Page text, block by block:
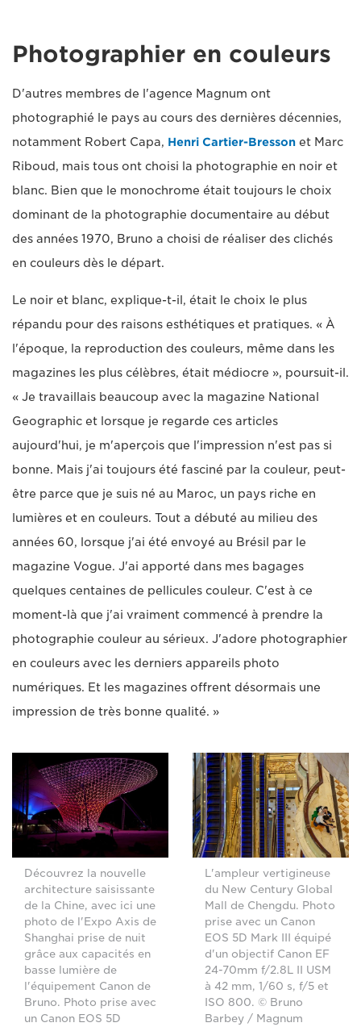
Photographier en couleurs
D'autres membres de l'agence Magnum ont
photographié le pays au cours des dernières décennies,
notamment Robert Capa, Henri Cartier-Bresson et Marc
Riboud, mais tous ont choisi la photographie en noir et
blanc. Bien que le monochrome était toujours le choix
dominant de la photographie documentaire au début
des années 1970, Bruno a choisi de réaliser des clichés
en couleurs dès le départ.
Le noir et blanc, explique-t-il, était le choix le plus
répandu pour des raisons esthétiques et pratiques. « À
l'époque, la reproduction des couleurs, même dans les
magazines les plus célèbres, était médiocre », poursuit-il.
« Je travaillais beaucoup avec la magazine National
Geographic et lorsque je regarde ces articles
aujourd'hui, je m'aperçois que l'impression n'est pas si
bonne. Mais j'ai toujours été fasciné par la couleur, peut-
être parce que je suis né au Maroc, un pays riche en
lumières et en couleurs. Tout a débuté au milieu des
années 60, lorsque j'ai été envoyé au Brésil par le
magazine Vogue. J'ai apporté dans mes bagages
quelques centaines de pellicules couleur. C'est à ce
moment-là que j'ai vraiment commencé à prendre la
photographie couleur au sérieux. J'adore photographier
en couleurs avec les derniers appareils photo
numériques. Et les magazines offrent désormais une
impression de très bonne qualité. »
Découvrez la nouvelle
architecture saisissante
de la Chine, avec ici une
photo de l'Expo Axis de
Shanghai prise de nuit
grâce aux capacités en
basse lumière de
l'équipement Canon de
Bruno. Photo prise avec
un Canon EOS 5D
L'ampleur vertigineuse
du New Century Global
Mall de Chengdu. Photo
prise avec un Canon
EOS 5D Mark III équipé
d'un objectif Canon EF
24-70mm f/2.8L II USM
à 42 mm, 1/60 s, f/5 et
ISO 800. © Bruno
Barbey / Magnum